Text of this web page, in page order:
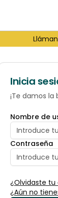
Inicia
¡Te damos
Nombre de
Contraseña
¿Olvidaste tu
¿Aún no